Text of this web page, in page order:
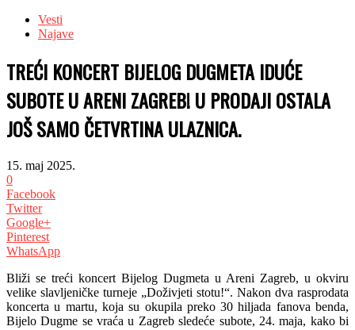
Vesti
Najave
TREĆI KONCERT BIJELOG DUGMETA IDUĆE
SUBOTE U ARENI ZAGREB! U PRODAJI OSTALA
JOŠ SAMO ČETVRTINA ULAZNICA.
15. maj 2025.
0
Facebook
Twitter
Google+
Pinterest
WhatsApp
Bliži se treći koncert Bijelog Dugmeta u Areni Zagreb, u okviru
velike slavljeničke turneje „Doživjeti stotu!“. Nakon dva rasprodata
koncerta u martu, koja su okupila preko 30 hiljada fanova benda,
Bijelo Dugme se vraća u Zagreb sledeće subote, 24. maja, kako bi